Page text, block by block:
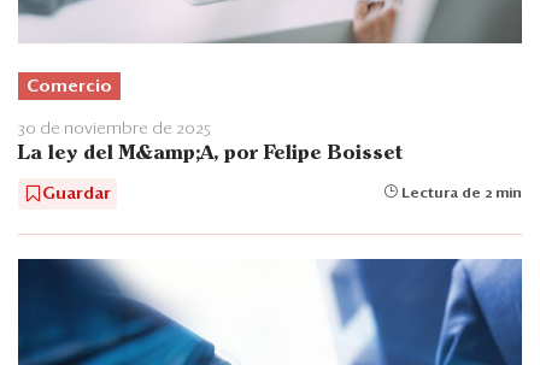
Comercio
30 de noviembre de 2025
La ley del M&amp;A, por Felipe Boisset
Guardar Lectura de 2 min